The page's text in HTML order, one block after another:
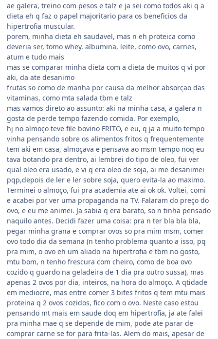
ae galera, treino com pesos e talz e ja sei como todos aki q a
dieta eh q faz o papel majoritario para os beneficios da
hipertrofia muscular.
porem, minha dieta eh saudavel, mas n eh proteica como
deveria ser, tomo whey, albumina, leite, como ovo, carnes,
atum e tudo mais
mas se comparar minha dieta com a dieta de muitos q vi por
aki, da ate desanimo
frutas so como de manha por causa da melhor absorçao das
vitaminas, como mta salada tbm e talz
mas vamos direto ao assunto: aki na minha casa, a galera n
gosta de perde tempo fazendo comida. Por exemplo,
hj no almoço teve file bovino FRITO, e eu, q ja a muito tempo
vinha pensando sobre os alimentos fritos q frequentemente
tem aki em casa, almoçava e pensava ao msm tempo noq eu
tava botando pra dentro, ai lembrei do tipo de oleo, fui ver
qual oleo era usado, e vi q era oleo de soja, ai me desanimei
pqp,depois de ler e ler sobre soja, quero evita-la ao maximo.
Terminei o almoço, fui pra academia ate ai ok ok. Voltei, comi
e acabei por ver uma propaganda na TV. Falaram do preço do
ovo, e eu me animei. Ja sabia q era barato, so n tinha pensado
naquilo antes. Decidi fazer uma coisa: pra n ter bla bla bla,
pegar minha grana e comprar ovos so pra mim msm, comer
ovo todo dia da semana (n tenho problema quanto a isso, pq
pra mim, o ovo eh um aliado na hipertrofia e tbm no gosto,
mtu bom, n tenho frescura com cheiro, como de boa ovo
cozido q guardo na geladeira de 1 dia pra outro sussa), mas
apenas 2 ovos por dia, inteiros, na hora do almoço. A qtidade
em mediocre, mas entre comer 3 bifes fritos q tem mtu mais
proteina q 2 ovos cozidos, fico com o ovo. Neste caso estou
pensando mt mais em saude doq em hipertrofia, ja ate falei
pra minha mae q se depende de mim, pode ate parar de
comprar carne se for para frita-las. Alem do mais, apesar de